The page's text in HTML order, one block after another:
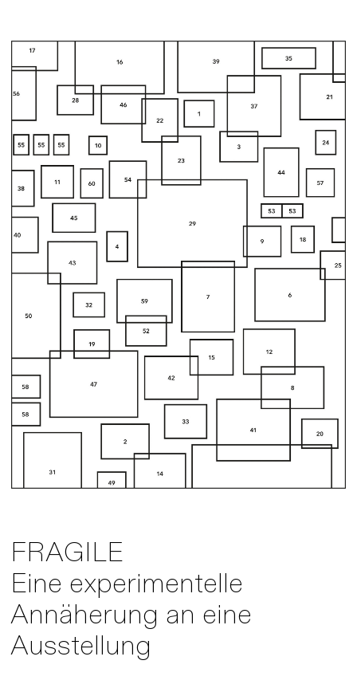
FRAGILE
Eine experimentelle
Annäherung an eine
Ausstellung